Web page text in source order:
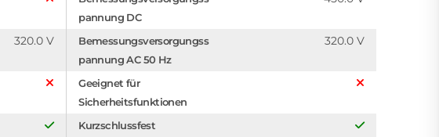
pannung DC
320.0 V
Bemessungsversorgungss
pannung AC 50 Hz
320.0 V
Geeignet für
Sicherheitsfunktionen
Kurzschlussfest